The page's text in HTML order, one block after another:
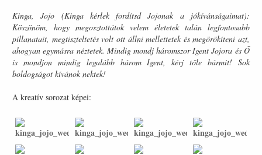
Kinga, Jojo (Kinga kérlek fordítsd Jojonak a jókívánságaimat):
Köszönöm, hogy megosztottátok velem életetek talán legfontosabb
pillanatait, megtiszteltetés volt ott állni mellettetek és megörökíteni azt,
ahogyan egymásra néztetek. Mindig mondj háromszor Igent Jojora és Ő
is mondjon mindig legalább három Igent, kérj tőle bármit! Sok
boldogságot kívánok nektek!
A kreatív sorozat képei: